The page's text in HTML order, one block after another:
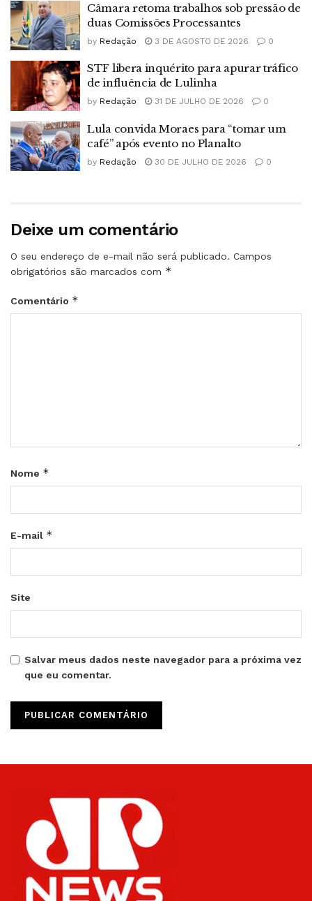
Câmara retoma trabalhos sob pressão de
duas Comissões Processantes
by Redação 3 DE AGOSTO DE 2026 0
STF libera inquérito para apurar tráfico
de influência de Lulinha
by Redação 31 DE JULHO DE 2026 0
Lula convida Moraes para “tomar um
café” após evento no Planalto
by Redação 30 DE JULHO DE 2026 0
Deixe um comentário
O seu endereço de e-mail não será publicado. Campos
obrigatórios são marcados com *
Comentário *
Nome *
E-mail *
Site
Salvar meus dados neste navegador para a próxima vez
que eu comentar.